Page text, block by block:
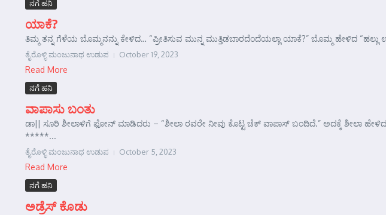
ನಗೆ ಹನಿ
ಯಾಕೆ?
ತಿಮ್ಮ ತನ್ನ ಗೆಳೆಯ ಬೊಮ್ಮನನ್ನು ಕೇಳಿದ… “ಪ್ರೀತಿಸುವ ಮುನ್ನ ಮುತ್ತಿಡಬಾರದೆಂದೆಯಲ್ಲಾ ಯಾಕೆ?” ಬೊಮ್ಮ ಹೇಳಿದ
ತೈರೊಳ್ಳಿ ಮಂಜುನಾಥ ಉಡುಪ October 19, 2023
Read More
ನಗೆ ಹನಿ
ವಾಪಾಸು ಬಂತು
ಡಾ|| ಸೂರಿ ಶೀಲಾಳಿಗೆ ಫೋನ್ ಮಾಡಿದರು – “ಶೀಲಾ ರವರೇ ನೀವು ಕೊಟ್ಟ ಚೆಕ್ ವಾಪಾಸ್ ಬಂದಿದೆ.” ಅದಕ್ಕೆ ಶೀಲಾ
*****...
ತೈರೊಳ್ಳಿ ಮಂಜುನಾಥ ಉಡುಪ October 5, 2023
Read More
ನಗೆ ಹನಿ
ಅಡ್ರೆಸ್ ಕೊಡು